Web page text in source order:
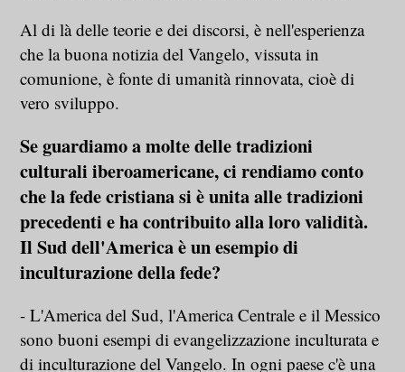
Al di là delle teorie e dei discorsi, è nell'esperienza
che la buona notizia del Vangelo, vissuta in
comunione, è fonte di umanità rinnovata, cioè di
vero sviluppo.
Se guardiamo a molte delle tradizioni
culturali iberoamericane, ci rendiamo conto
che la fede cristiana si è unita alle tradizioni
precedenti e ha contribuito alla loro validità.
Il Sud dell'America è un esempio di
inculturazione della fede?
- L'America del Sud, l'America Centrale e il Messico
sono buoni esempi di evangelizzazione inculturata e
di inculturazione del Vangelo. In ogni paese c'è una